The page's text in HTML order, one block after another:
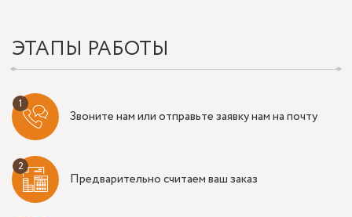
ЭТАПЫ РАБОТЫ
Звоните нам или отправьте заявку нам на почту
Предварительно считаем ваш заказ